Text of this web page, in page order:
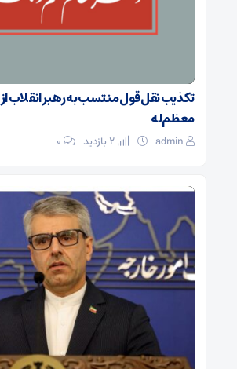
تکذیب نقل قول منتسب به رهبر انقلاب
معظم‌له
admin ۰